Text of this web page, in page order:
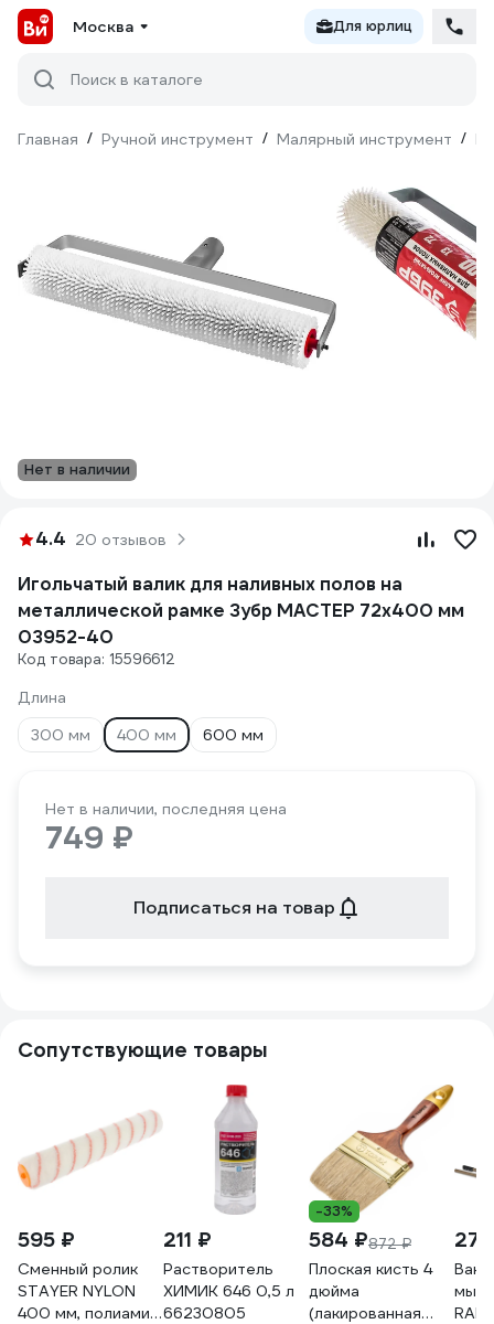
Москва Для юрлиц
Поиск в каталоге
Главная / Ручной инструмент / Малярный инструмент /
Нет в наличии
4.4 20 отзывов
Игольчатый валик для наливных полов на
металлической рамке Зубр МАСТЕР 72х400 мм
03952-40
Код товара: 15596612
Длина
300 мм
400 мм 600 мм
Нет в наличии, последняя цена
749 ₽
Подписаться на товар
Сопутствующие товары
595 ₽
Сменный ролик
STAYER NYLON
400 мм, полиамид,
211 ₽
Растворитель
ХИМИК 646 0,5 л
66230805
-33%
584 ₽872 ₽
Плоская кисть 4
дюйма
(лакированная
27